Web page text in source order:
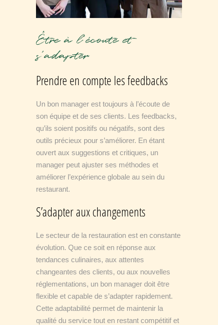
Être à l’écoute et
s’adapter
Prendre en compte les feedbacks
Un bon manager est toujours à l’écoute de
son équipe et de ses clients. Les feedbacks,
qu’ils soient positifs ou négatifs, sont des
outils précieux pour s’améliorer. En étant
ouvert aux suggestions et critiques, un
manager peut ajuster ses méthodes et
améliorer l’expérience globale au sein du
restaurant.
S’adapter aux changements
Le secteur de la restauration est en constante
évolution. Que ce soit en réponse aux
tendances culinaires, aux attentes
changeantes des clients, ou aux nouvelles
réglementations, un bon manager doit être
flexible et capable de s’adapter rapidement.
Cette adaptabilité permet de maintenir la
qualité du service tout en restant compétitif et